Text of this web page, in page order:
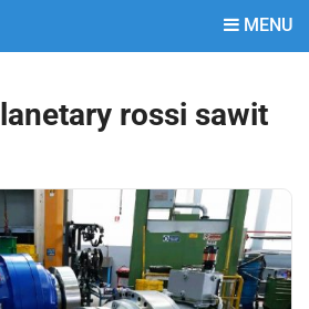
MENU
rossi sawit